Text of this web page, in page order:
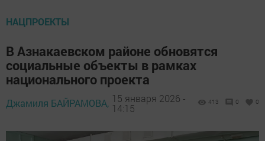
НАЦПРОЕКТЫ
В Азнакаевском районе обновятся
социальные объекты в рамках
национального проекта
Джамиля БАЙРАМОВА, 15 января 2026 -
14:15
413 0 0